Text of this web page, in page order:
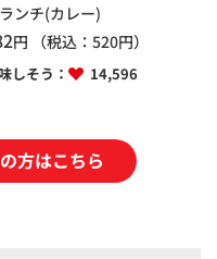
ンチ(カレー)
円 （税込：520円）
しそう： 14,596
方はこちら